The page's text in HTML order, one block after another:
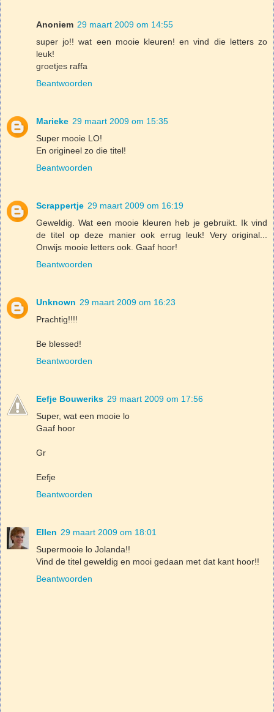
Anoniem 29 maart 2009 om 14:55
super jo!! wat een mooie kleuren! en vind die letters zo
leuk!
groetjes raffa
Beantwoorden
Marieke 29 maart 2009 om 15:35
Super mooie LO!
En origineel zo die titel!
Beantwoorden
Scrappertje 29 maart 2009 om 16:19
Geweldig. Wat een mooie kleuren heb je gebruikt. Ik vind
de titel op deze manier ook errug leuk! Very original...
Onwijs mooie letters ook. Gaaf hoor!
Beantwoorden
Unknown 29 maart 2009 om 16:23
Prachtig!!!!
Be blessed!
Beantwoorden
Eefje Bouweriks 29 maart 2009 om 17:56
Super, wat een mooie lo
Gaaf hoor
Gr
Eefje
Beantwoorden
Ellen 29 maart 2009 om 18:01
Supermooie lo Jolanda!!
Vind de titel geweldig en mooi gedaan met dat kant hoor!!
Beantwoorden